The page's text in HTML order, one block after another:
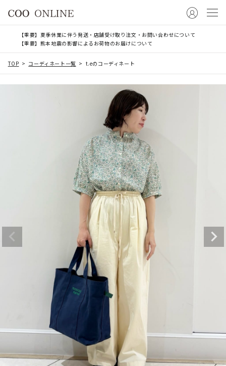
【重要】夏季休業に伴う発送・店舗受け取り注文・お問い合わせについて
【重要】熊本地震の影響によるお荷物のお届けについて
TOP コーディネート一覧 t.eのコーディネート